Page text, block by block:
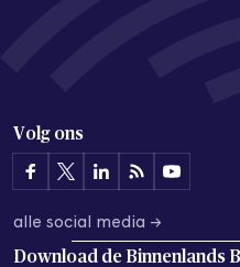
Volg ons
alle social media →
Download de Binnenlands